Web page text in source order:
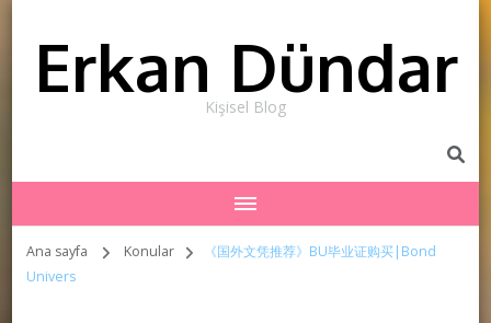
Erkan Dündar
Kişisel Blog
Ana sayfa Konular
《国外文凭推荐》BU毕业证购买|Bond
Univers